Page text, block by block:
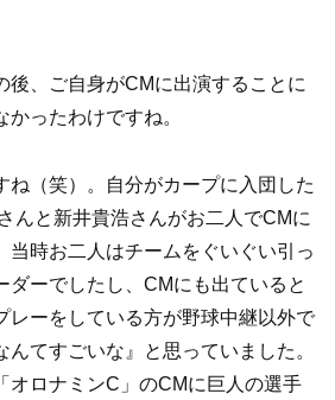
後、ご自身がCMに出演することに
ったわけですね。
（笑）。自分がカープに入団した
んと新井貴浩さんがお二人でCMに
当時お二人はチームをぐいぐい引っ
ダーでしたし、CMにも出ていると
レーをしている方が野球中継以外で
んてすごいな』と思っていました。
オロナミンC」のCMに巨人の選手